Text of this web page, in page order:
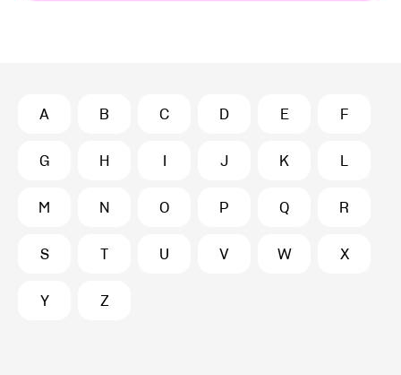
A B C D E F
G H I J K L
M N O P Q R
S T U V W X
Y Z